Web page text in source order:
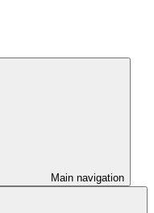
Main navigation